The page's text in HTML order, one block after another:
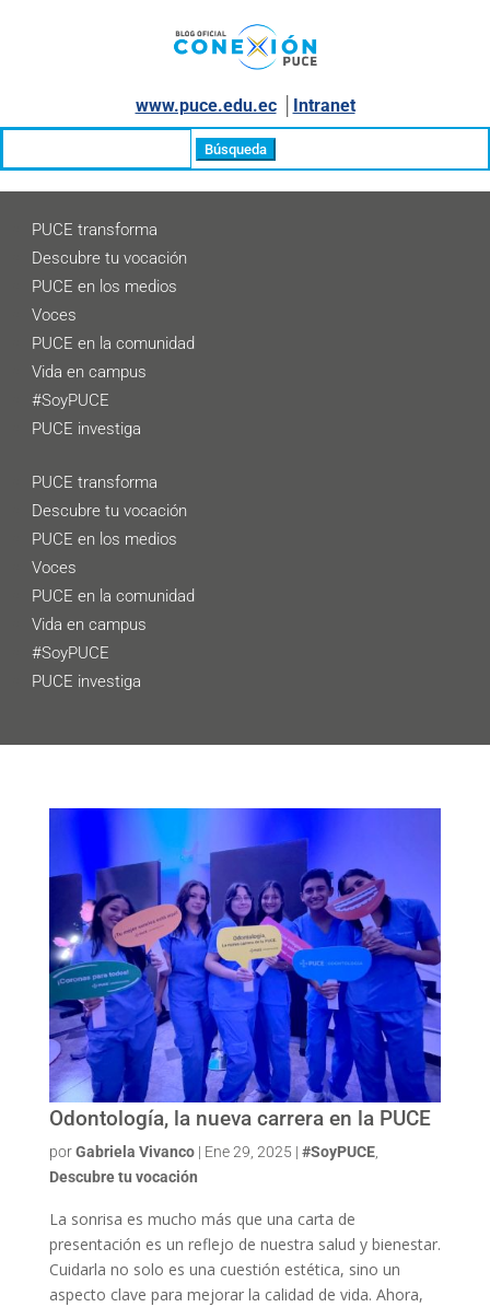
www.puce.edu.ec│ Intranet
PUCE transforma
Descubre tu vocación
PUCE en los medios
Voces
PUCE en la comunidad
Vida en campus
#SoyPUCE
PUCE investiga
PUCE transforma
Descubre tu vocación
PUCE en los medios
Voces
PUCE en la comunidad
Vida en campus
#SoyPUCE
PUCE investiga
Odontología, la nueva carrera en la PUCE
porGabriela Vivanco| Ene 29, 2025 | #SoyPUCE,
Descubre tu vocación
La sonrisa es mucho más que una carta de
presentación es un reflejo de nuestra salud y bienestar.
Cuidarla no solo es una cuestión estética, sino un
aspecto clave para mejorar la calidad de vida. Ahora,